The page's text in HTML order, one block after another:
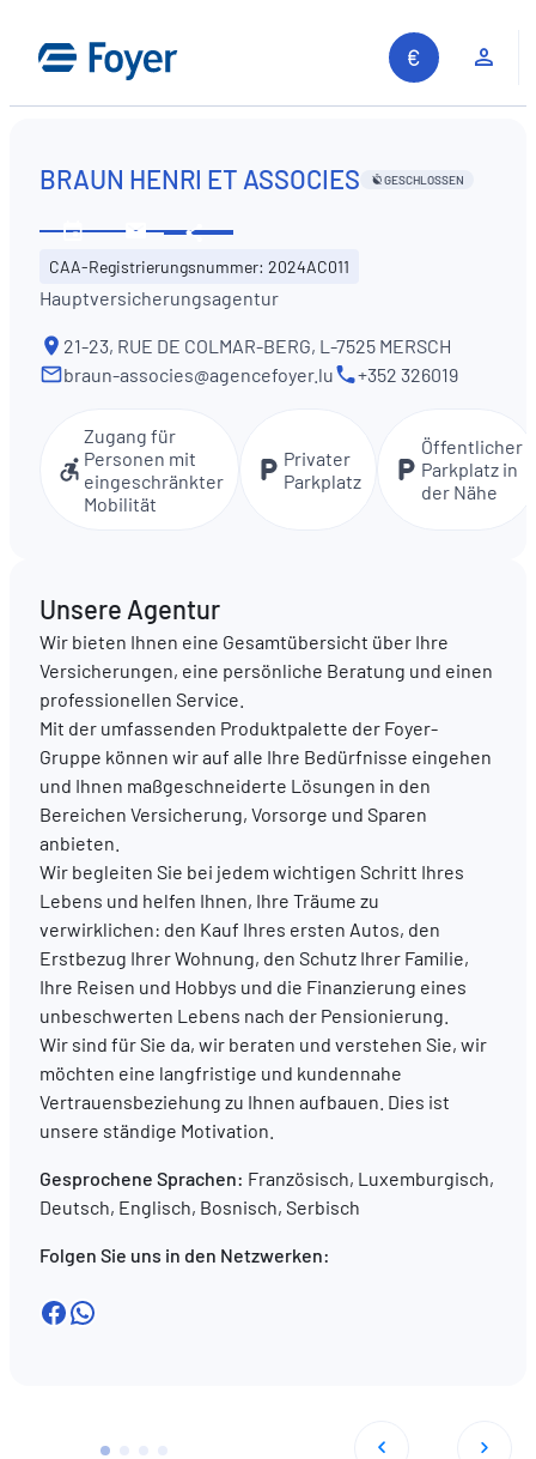
Inhalt
springen
BRAUN HENRI ET ASSOCIES GESCHLOSSEN
ansehenSie
uns
Diese
Information
teilen
CAA-Registrierungsnummer: 2024AC011
Hauptversicherungsagentur
21-23, RUE DE COLMAR-BERG, L-7525 MERSCH
braun-associes@agencefoyer.lu
+352 326019
Zugang für
Personen mit
eingeschränkter
Mobilität
Privater
Parkplatz
Öffentlicher
Parkplatz in
der Nähe
Unsere Agentur
Wir bieten Ihnen eine Gesamtübersicht über Ihre
Versicherungen, eine persönliche Beratung und einen
professionellen Service.
Mit der umfassenden Produktpalette der Foyer-
Gruppe können wir auf alle Ihre Bedürfnisse eingehen
und Ihnen maßgeschneiderte Lösungen in den
Bereichen Versicherung, Vorsorge und Sparen
anbieten.
Wir begleiten Sie bei jedem wichtigen Schritt Ihres
Lebens und helfen Ihnen, Ihre Träume zu
verwirklichen: den Kauf Ihres ersten Autos, den
Erstbezug Ihrer Wohnung, den Schutz Ihrer Familie,
Ihre Reisen und Hobbys und die Finanzierung eines
unbeschwerten Lebens nach der Pensionierung.
Wir sind für Sie da, wir beraten und verstehen Sie, wir
möchten eine langfristige und kundennahe
Vertrauensbeziehung zu Ihnen aufbauen. Dies ist
unsere ständige Motivation.
Gesprochene Sprachen: Französisch, Luxemburgisch,
Deutsch, Englisch, Bosnisch, Serbisch
Folgen Sie uns in den Netzwerken:
Facebook
WhatsApp